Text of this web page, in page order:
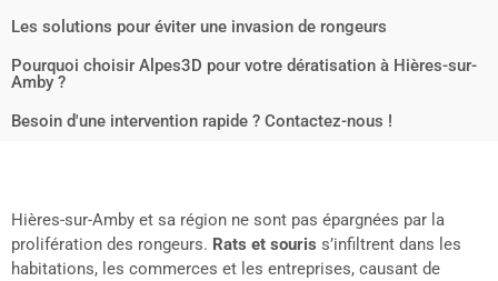
Les solutions pour éviter une invasion de rongeurs
Pourquoi choisir Alpes3D pour votre dératisation à Hières-sur-
Amby ?
Besoin d'une intervention rapide ? Contactez-nous !
Hières-sur-Amby et sa région ne sont pas épargnées par la
prolifération des rongeurs. Rats et souris s’infiltrent dans les
habitations, les commerces et les entreprises, causant de